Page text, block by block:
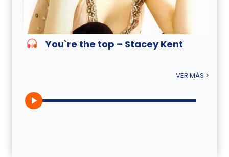
You`re the top – Stacey Kent
VER MÁS >